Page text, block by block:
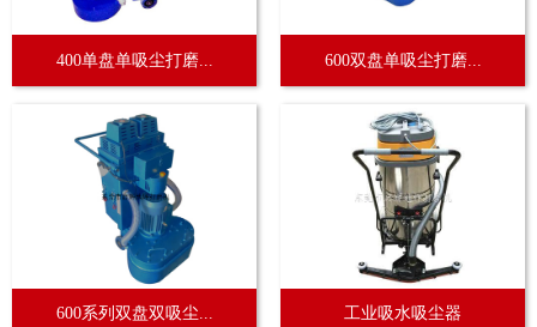
400单盘单吸尘打磨... 600双盘单吸尘打磨...
600系列双盘双吸尘... 工业吸水吸尘器